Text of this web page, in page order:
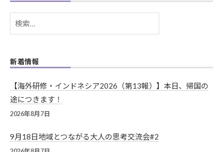
検
索:
新着情報
【海外研修・インドネシア2026（第13報）】本日、帰国の
途につきます！
2026年8月7日
9月18日地域とつながる大人の思考交流会#2